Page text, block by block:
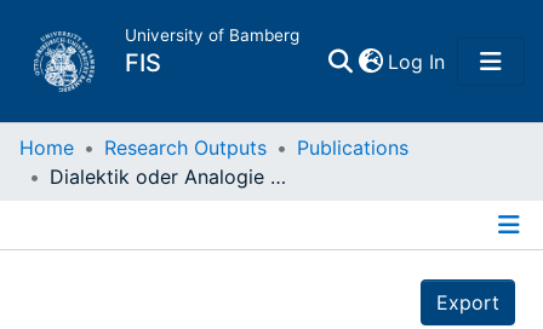
University of Bamberg
FIS Log In(current)
Home
Home Research Outputs
Publications
Dialektik oder Analogie als Bestimmungsprinzip der Pädagogik? Betrachtung über Romano Guardinis dialektische Phänomenologie
Export